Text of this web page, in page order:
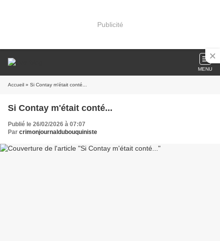
Publicité
MENU
Accueil » Si Contay m'était conté...
Si Contay m'était conté...
Publié le 26/02/2026 à 07:07
Par crimonjournaldubouquiniste